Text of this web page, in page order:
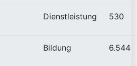
Dienstleistung 530
Bildung 6.544